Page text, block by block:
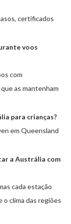
certificados
voos
com
as mantenham
para crianças?
em Queensland
a Austrália com
cada estação
clima das regiões